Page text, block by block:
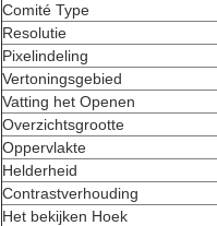
Comité Type
Resolutie
Pixelindeling
Vertoningsgebied
Vatting het Openen
Overzichtsgrootte
Oppervlakte
Helderheid
Contrastverhouding
Het bekijken Hoek